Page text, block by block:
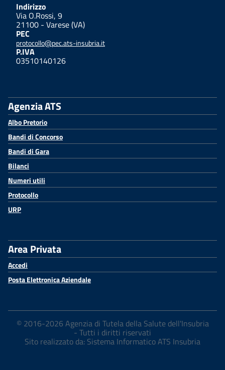
Indirizzo
Via O.Rossi, 9
21100 - Varese (VA)
PEC
protocollo@pec.ats-insubria.it
P.IVA
03510140126
Agenzia ATS
Albo Pretorio
Bandi di Concorso
Bandi di Gara
Bilanci
Numeri utili
Protocollo
URP
Area Privata
Accedi
Posta Elettronica Aziendale
© 2016-2026 Agenzia di Tutela della Salute dell'Insubria
- Tutti i diritti riservati
Sito realizzato da: Sistema Informatico ATS Insubria